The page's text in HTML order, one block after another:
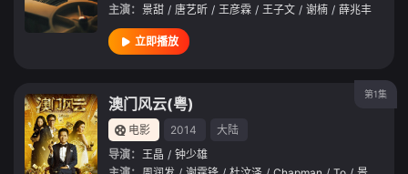
主演： 景甜 / 唐艺昕 / 王彦霖 / 王子文 / 谢楠 / 薛兆丰
立即播放
第1集
澳门风云(粤)
电影 2014
大陆
导演： 王晶 / 钟少雄